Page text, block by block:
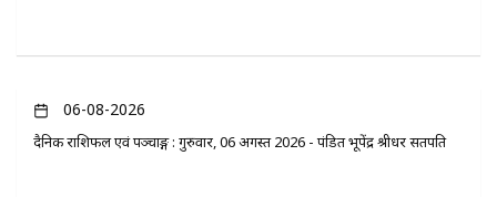
06-08-2026
दैनिक राशिफल एवं पञ्चाङ्ग : गुरुवार, 06 अगस्त 2026 - पंडित भूपेंद्र श्रीधर सतपति